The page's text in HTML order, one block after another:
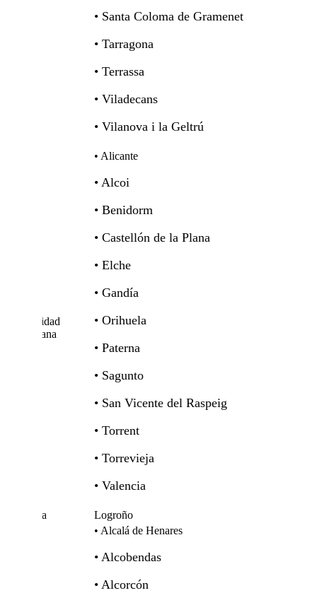
• Santa Coloma de Gramenet
• Tarragona
• Terrassa
• Viladecans
• Vilanova i la Geltrú
Comunidad
Valenciana
• Alicante
• Alcoi
• Benidorm
• Castellón de la Plana
• Elche
• Gandía
• Orihuela
• Paterna
• Sagunto
• San Vicente del Raspeig
• Torrent
• Torrevieja
• Valencia
La Rioja
Logroño
• Alcalá de Henares
• Alcobendas
• Alcorcón